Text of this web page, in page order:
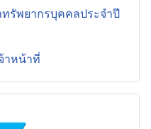
รัพยากรบุคคลประจำปี
าหน้าที่